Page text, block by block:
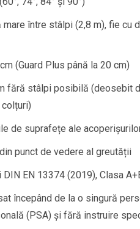
între stâlpi (2,8 m), fie cu
(Guard Plus până la 20 cm)
fără stâlpi posibilă (deosebit
de suprafețe ale
punct de vedere al greutății
EN 13374 (2019), Clasa
începând de la o singură
(PSA) și fără instruire